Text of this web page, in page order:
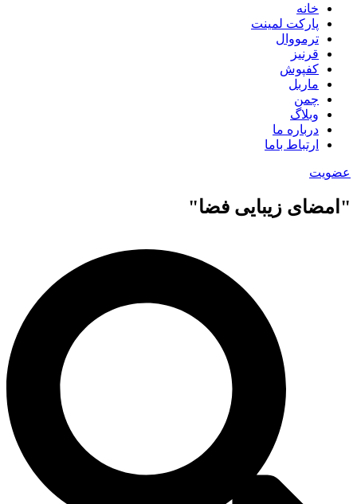
خانه
پارکت لمینت
ترمووال
قرنیز
کفپوش
ماربل
چمن
وبلاگ
درباره ما
ارتباط باما
عضویت
"امضای زیبایی فضا"